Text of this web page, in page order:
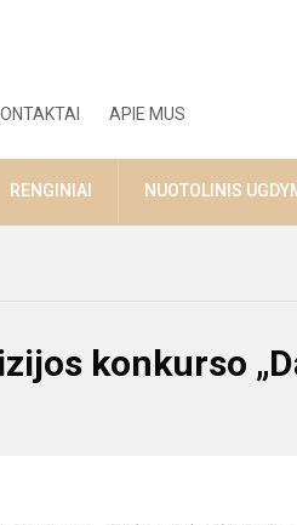
APIE MUS
RENGINIAI NUOTOLINIS
konkurso